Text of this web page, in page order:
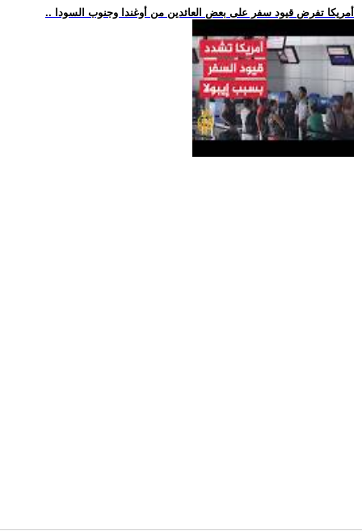
.. أمريكا تفرض قيود سفر على بعض العائدين من أوغندا وجنوب السودا